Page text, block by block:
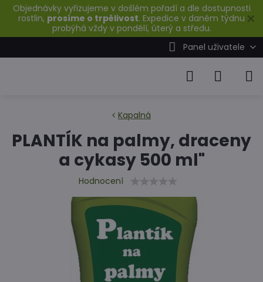
✕
Objednávky vyřizujeme v došlém pořadí a dle dostupnosti
rostlin, prosíme o trpělivost. Expedice v daném týdnu
probýhá vždy v pondělí, úterý a středu.
Panel uživatele
Kapalná
PLANTÍK na palmy, draceny
a cykasy 500 ml"
Hodnocení